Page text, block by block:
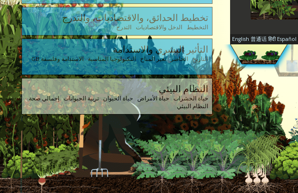
تخطيط الحدائق، والاقتصاديات، والتدرج
التخطيط الدخل والاقتصاديات التدرج
التأثير البشري والاستدامة
التاريخ الحاضر تغير المناخ التكنولوجيا المناسبة الاستدامة وفلسفة GB
النظام البيئي
حياة الحشرات حياة الأمراض حياة الحيوان تربية الحيوانات إجمالي صحة
النظام البيئي
English 普通话 हिंदी Español